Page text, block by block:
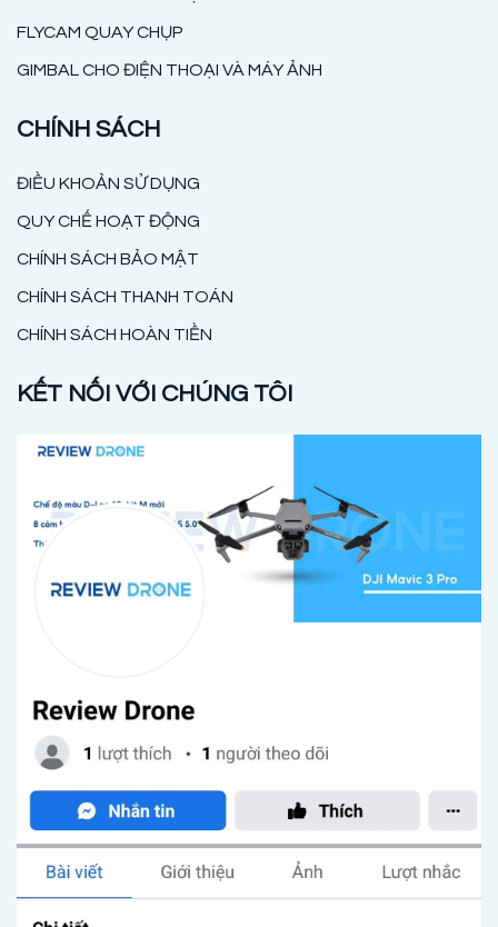
FLYCAM QUAY CHỤP
GIMBAL CHO ĐIỆN THOẠI VÀ MÁY ẢNH
CHÍNH SÁCH
ĐIỀU KHOẢN SỬ DỤNG
QUY CHẾ HOẠT ĐỘNG
CHÍNH SÁCH BẢO MẬT
CHÍNH SÁCH THANH TOÁN
CHÍNH SÁCH HOÀN TIỀN
KẾT NỐI VỚI CHÚNG TÔI